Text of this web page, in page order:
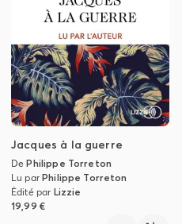
Jacques à la guerre
DePhilippe Torreton
Lu parPhilippe Torreton
Édité par Lizzie
19,99 €